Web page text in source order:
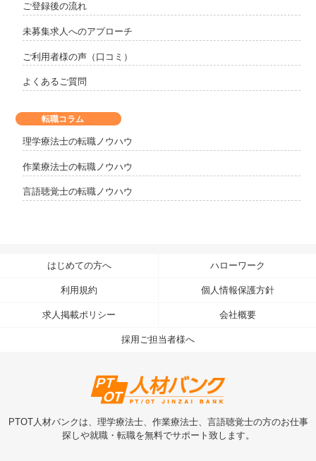
ご登録後の流れ
未募集求人へのアプローチ
ご利用者様の声（口コミ）
よくあるご質問
転職コラム
理学療法士の転職ノウハウ
作業療法士の転職ノウハウ
言語聴覚士の転職ノウハウ
はじめての方へ ハローワーク
利用規約 個人情報保護方針
求人掲載ポリシー 会社概要
採用ご担当者様へ
PTOT人材バンクは、理学療法士、作業療法士、言語聴覚士の方のお仕事
探しや就職・転職を無料でサポート致します。